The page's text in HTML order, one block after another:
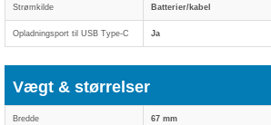
Strømkilde Batterier/kabel
Opladningsport til USB Type-C Ja
Vægt & størrelser
Bredde 67 mm